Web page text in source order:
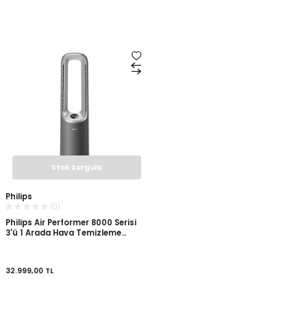
Stok Sorgula
Philips
(0)
Philips Air Performer 8000 Serisi
3'ü 1 Arada Hava Temizleme
32.999,00 TL